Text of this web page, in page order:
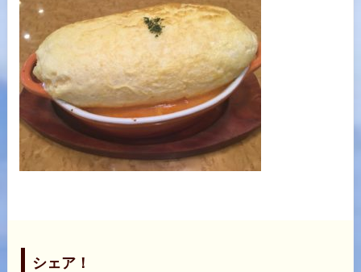
シェア！